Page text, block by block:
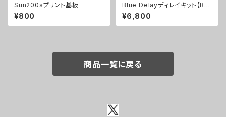
Sun200sプリント基板
¥800
Blue Delayディレイキット【BA
SIC KIT】
¥6,800
商品一覧に戻る